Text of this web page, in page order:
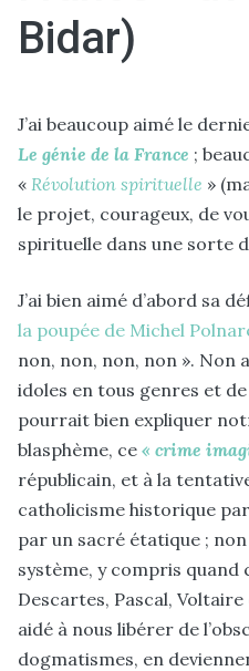
Bidar)
J’ai beaucoup aimé le
Le génie de la France ;
« Révolution spirituelle »
le projet, courageux, de
spirituelle dans une sorte
J’ai bien aimé d’abord sa
la poupée de Michel
non, non, non, non ». Non
idoles en tous genres et
pourrait bien expliquer
blasphème, ce « crime
républicain, et à la
catholicisme historique
par un sacré étatique ;
système, y compris quand
Descartes, Pascal,
aidé à nous libérer de
dogmatismes, en